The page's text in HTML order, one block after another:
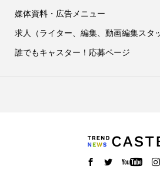
媒体資料・広告メニュー
求人（ライター、編集、動画編集スタ
誰でもキャスター！応募ページ